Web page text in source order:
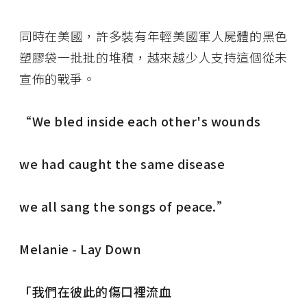
同時在美國，許多裝有年輕美國軍人屍體的黑色
塑膠袋一批批的堆積，越來越少人支持這個從未
宣佈的戰爭。
“We bled inside each other's wounds
we had caught the same disease
we all sang the songs of peace.”
Melanie - Lay Down
「我們在彼此的傷口裡流血